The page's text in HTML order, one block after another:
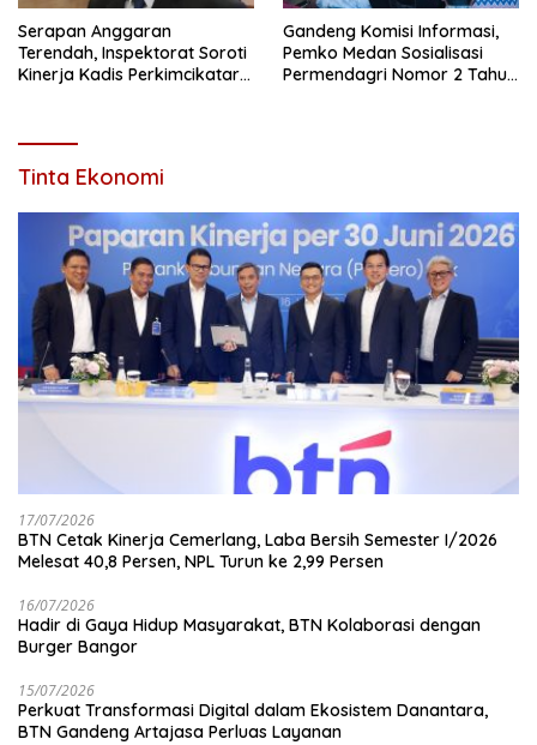
Serapan Anggaran
Terendah, Inspektorat Soroti
Kinerja Kadis Perkimcikataru
Gandeng Komisi Informasi,
Pemko Medan Sosialisasi
Permendagri Nomor 2 Tahun
Tinta Ekonomi
17/07/2026
BTN Cetak Kinerja Cemerlang, Laba Bersih Semester I/2026
Melesat 40,8 Persen, NPL Turun ke 2,99 Persen
16/07/2026
Hadir di Gaya Hidup Masyarakat, BTN Kolaborasi dengan
Burger Bangor
15/07/2026
Perkuat Transformasi Digital dalam Ekosistem Danantara,
BTN Gandeng Artajasa Perluas Layanan